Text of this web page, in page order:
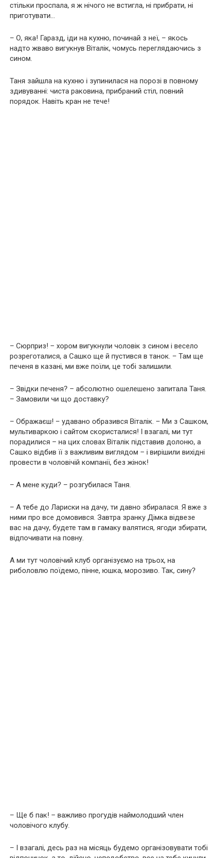
стільки проспала, я ж нічого не встигла, ні прибрати, ні
приготувати…
– О, яка! Гаразд, іди на кухню, починай з неї, – якось
надто жваво вигукнув Віталік, чомусь переглядаючись з
сином.
Таня зайшла на кухню і зупинилася на порозі в повному
здивуванні: чиста раковина, прибраний стіл, повний
порядок. Навіть кран не тече!
– Сюрприз! – хором вигукнули чоловік з сином і весело
розреготалися, а Сашко ще й пустився в танок. – Там ще
печеня в казані, ми вже поїли, це тобі залишили.
– Звідки печеня? – абсолютно ошелешено запитала Таня.
– Замовили чи що доставку?
– Ображаєш! – удавано образився Віталік. – Ми з Сашком,
мультиваркою і сайтом скористалися! І взагалі, ми тут
порадилися – на цих словах Віталік підставив долоню, а
Сашко відбив її з важливим виглядом – і вирішили вихідні
провести в чоловічій компанії, без жінок!
– А мене куди? – розгубилася Таня.
– А тебе до Лариски на дачу, ти давно збиралася. Я вже з
ними про все домовився. Завтра зранку Дімка відвезе
вас на дачу, будете там в гамаку валятися, ягоди збирати,
відпочивати на повну.
А ми тут чоловічий клуб організуємо на трьох, на
риболовлю поїдемо, пінне, юшка, морозиво. Так, сину?
– Ще б пак! – важливо прогудів наймолодший член
чоловічого клубу.
– І взагалі, десь раз на місяць будемо організовувати тобі